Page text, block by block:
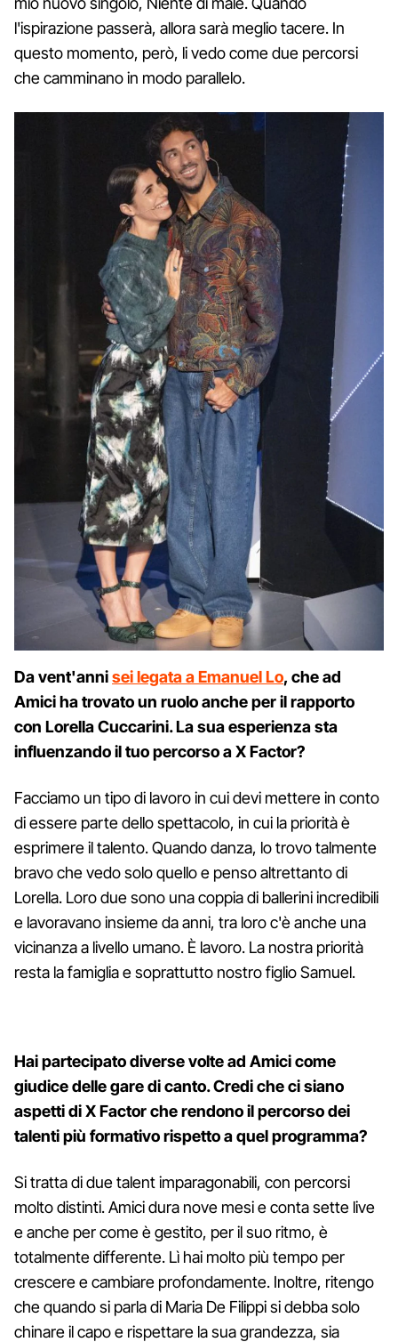
l'ispirazione passerà, allora sarà meglio tacere. In
questo momento, però, li vedo come due percorsi
che camminano in modo parallelo.
Da vent'annisei legata a Emanuel Lo, che ad
Amici ha trovato un ruolo anche per il rapporto
con Lorella Cuccarini. La sua esperienza sta
influenzando il tuo percorso a X Factor?
Facciamo un tipo di lavoro in cui devi mettere in conto
di essere parte dello spettacolo, in cui la priorità è
esprimere il talento. Quando danza, lo trovo talmente
bravo che vedo solo quello e penso altrettanto di
Lorella. Loro due sono una coppia di ballerini incredibili
e lavoravano insieme da anni, tra loro c'è anche una
vicinanza a livello umano. È lavoro. La nostra priorità
resta la famiglia e soprattutto nostro figlio Samuel.
Hai partecipato diverse volte ad Amici come
giudice delle gare di canto. Credi che ci siano
aspetti di X Factor che rendono il percorso dei
talenti più formativo rispetto a quel programma?
Si tratta di due talent imparagonabili, con percorsi
molto distinti. Amici dura nove mesi e conta sette live
e anche per come è gestito, per il suo ritmo, è
totalmente differente. Lì hai molto più tempo per
crescere e cambiare profondamente. Inoltre, ritengo
che quando si parla di Maria De Filippi si debba solo
chinare il capo e rispettare la sua grandezza, sia